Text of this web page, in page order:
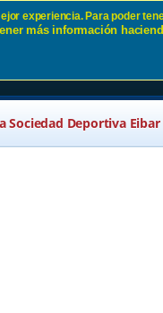
Sociedad Deportiva Eibar
experiencia. Para poder
más información